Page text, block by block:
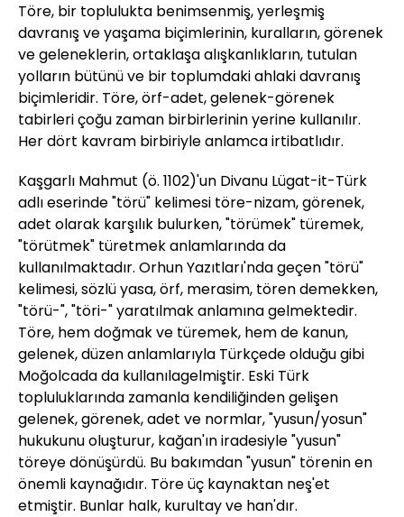
Töre, bir toplulukta benimsenmiş, yerleşmiş
davranış ve yaşama biçimlerinin, kuralların, görenek
ve geleneklerin, ortaklaşa alışkanlıkların, tutulan
yolların bütünü ve bir toplumdaki ahlaki davranış
biçimleridir. Töre, örf-adet, gelenek-görenek
tabirleri çoğu zaman birbirlerinin yerine kullanılır.
Her dört kavram birbiriyle anlamca irtibatlıdır.
Kaşgarlı Mahmut (ö. 1102)'un Divanu Lügat-it-Türk
adlı eserinde "törü" kelimesi töre-nizam, görenek,
adet olarak karşılık bulurken, "törümek" türemek,
"törütmek" türetmek anlamlarında da
kullanılmaktadır. Orhun Yazıtları'nda geçen "törü"
kelimesi, sözlü yasa, örf, merasim, tören demekken,
"törü-", "töri-" yaratılmak anlamına gelmektedir.
Töre, hem doğmak ve türemek, hem de kanun,
gelenek, düzen anlamlarıyla Türkçede olduğu gibi
Moğolcada da kullanılagelmiştir. Eski Türk
topluluklarında zamanla kendiliğinden gelişen
gelenek, görenek, adet ve normlar, "yusun/yosun"
hukukunu oluşturur, kağan'ın iradesiyle "yusun"
töreye dönüşürdü. Bu bakımdan "yusun" törenin en
önemli kaynağıdır. Töre üç kaynaktan neş'et
etmiştir. Bunlar halk, kurultay ve han'dır.